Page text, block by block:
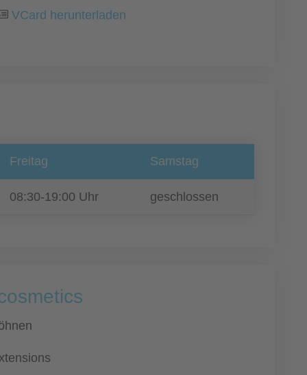
VCard herunterladen
Freitag Samstag
08:30-19:00 Uhr geschlossen